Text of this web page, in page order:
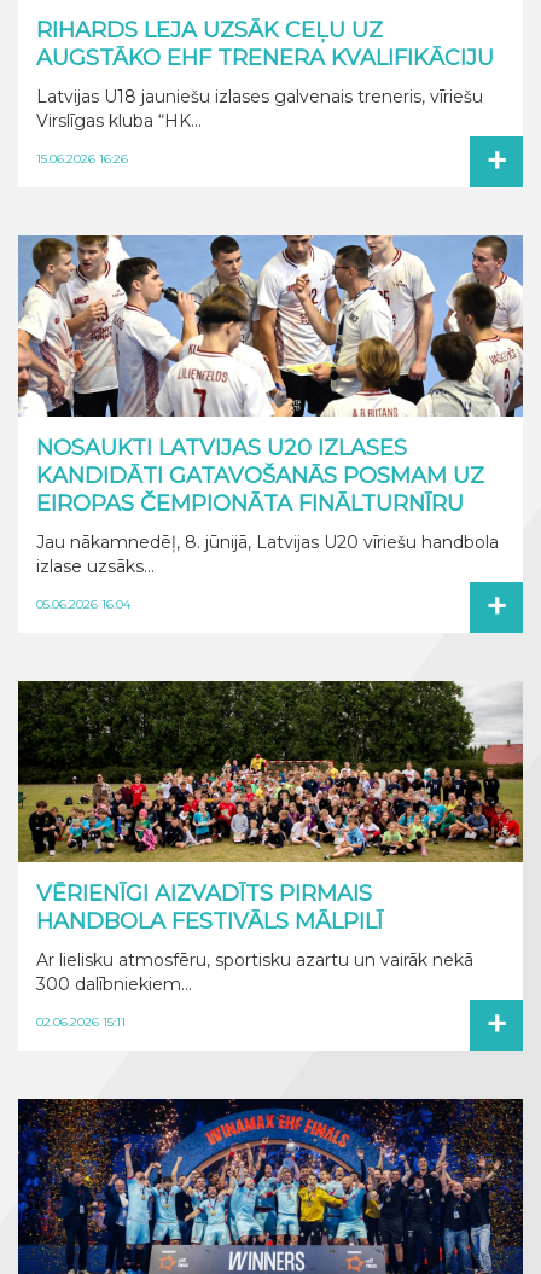
RIHARDS LEJA UZSĀK CEĻU UZ
AUGSTĀKO EHF TRENERA KVALIFIKĀCIJU
Latvijas U18 jauniešu izlases galvenais treneris, vīriešu
Virslīgas kluba “HK...
15.06.2026 16:26 +
NOSAUKTI LATVIJAS U20 IZLASES
KANDIDĀTI GATAVOŠANĀS POSMAM UZ
EIROPAS ČEMPIONĀTA FINĀLTURNĪRU
Jau nākamnedēļ, 8. jūnijā, Latvijas U20 vīriešu handbola
izlase uzsāks...
05.06.2026 16:04 +
VĒRIENĪGI AIZVADĪTS PIRMAIS
HANDBOLA FESTIVĀLS MĀLPILĪ
Ar lielisku atmosfēru, sportisku azartu un vairāk nekā
300 dalībniekiem...
02.06.2026 15:11 +